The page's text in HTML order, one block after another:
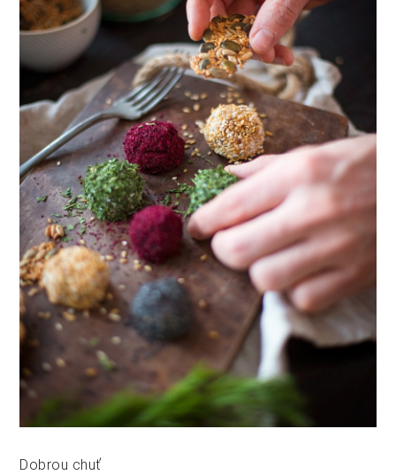
Dobrou chuť